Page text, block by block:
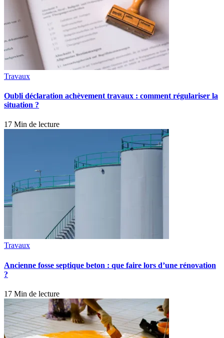
Travaux
Oubli déclaration achèvement travaux : comment régulariser la
situation ?
17 Min de lecture
Travaux
Ancienne fosse septique beton : que faire lors d’une rénovation
?
17 Min de lecture